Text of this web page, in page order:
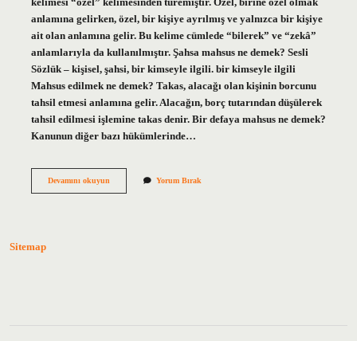
kelimesi “özel” kelimesinden türemiştir. Özel, birine özel olmak
anlamına gelirken, özel, bir kişiye ayrılmış ve yalnızca bir kişiye
ait olan anlamına gelir. Bu kelime cümlede “bilerek” ve “zekâ”
anlamlarıyla da kullanılmıştır. Şahsa mahsus ne demek? Sesli
Sözlük – kişisel, şahsi, bir kimseyle ilgili. bir kimseyle ilgili
Mahsus edilmek ne demek? Takas, alacağı olan kişinin borcunu
tahsil etmesi anlamına gelir. Alacağın, borç tutarından düşülerek
tahsil edilmesi işlemine takas denir. Bir defaya mahsus ne demek?
Kanunun diğer bazı hükümlerinde…
Devamını okuyunKişiye
Yorum Bırak
Sitemap